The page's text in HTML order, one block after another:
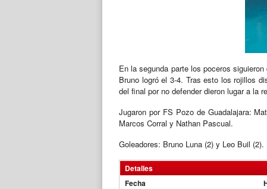
En la segunda parte los poceros
Bruno logró el 3-4. Tras esto los rojillos
del final por no defender dieron lugar a la
Jugaron por FS Pozo de Guadalajara:
Marcos Corral y Nathan Pascual.
Goleadores: Bruno Luna (2) y Leo Buil (2).
Detalles
Fecha